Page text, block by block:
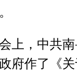
，中共南
府作了《